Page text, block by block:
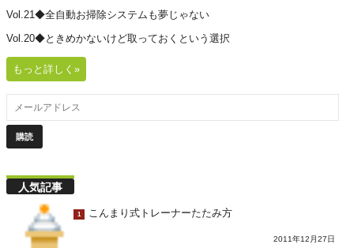
Vol.21◆全自動お掃除システムも夢じゃない
Vol.20◆ときめかないけど取っておくという選択
もっと詳しく»
人気記事
1 こんまり式トレーナーたたみ方
2011年12月27日